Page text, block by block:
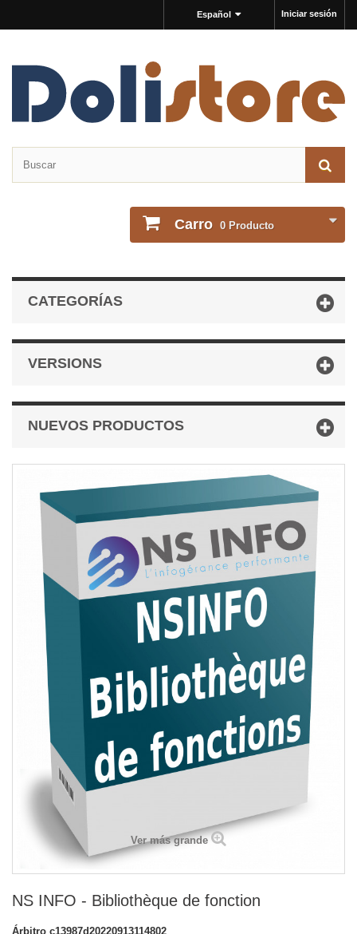
Iniciar sesión
Español
Carro 0 Producto
CATEGORÍAS
VERSIONS
NUEVOS PRODUCTOS
Ver más grande
NS INFO - Bibliothèque de fonction
Árbitro c13987d20220913114802